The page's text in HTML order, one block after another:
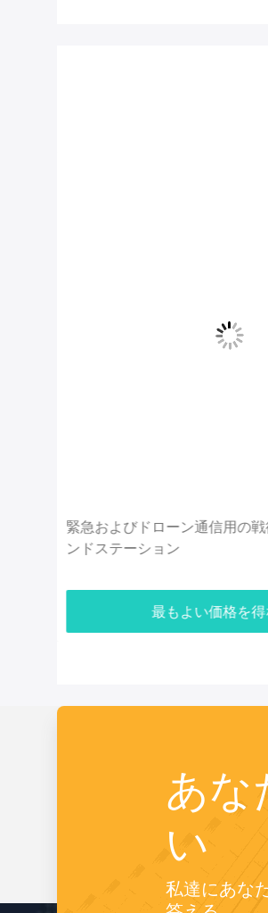
小規模で低電力で高速展開と長
ドローンメッシュラジオを最適
最もよい価格を
あな
い
私達にあな